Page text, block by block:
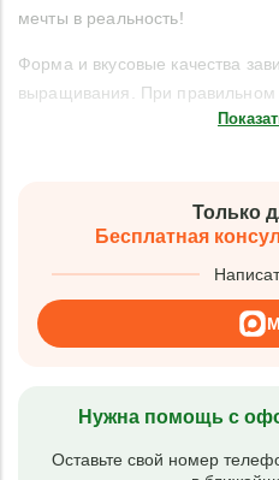
мечты в реальность!
Форма и вкусовые качества
выращивания. При правильном
Только
Бесплатная
Нужна помощь с
Оставьте свой номер